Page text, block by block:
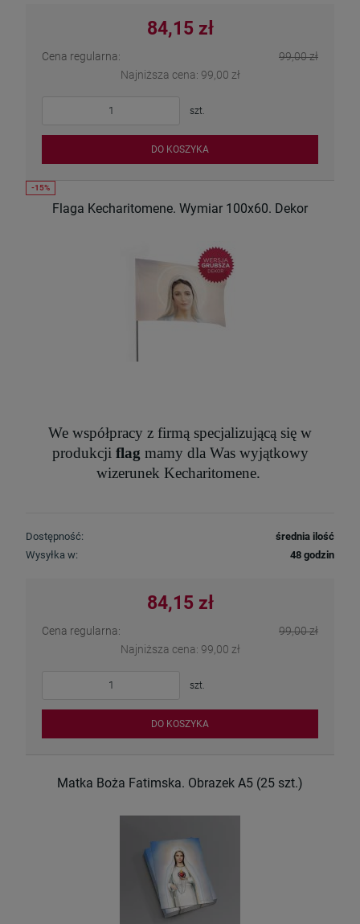
84,15 zł
Cena regularna:
99,00 zł
Najniższa cena: 99,00 zł
szt.
DO KOSZYKA
Flaga Kecharitomene. Wymiar 100x60. Dekor
We współpracy z firmą specjalizującą się w
produkcji flag mamy dla Was wyjątkowy
wizerunek Kecharitomene.
Dostępność:
średnia ilość
Wysyłka w:
48 godzin
84,15 zł
Cena regularna:
99,00 zł
Najniższa cena: 99,00 zł
szt.
DO KOSZYKA
Matka Boża Fatimska. Obrazek A5 (25 szt.)